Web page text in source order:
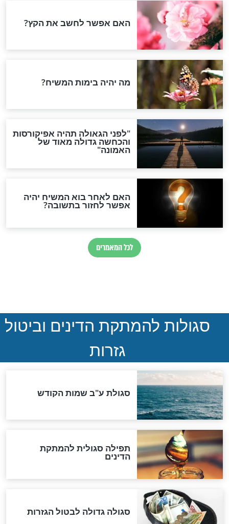
"לחזור
יציבה שקיימת,
יהודייה"
מפורסמים
המרגשת של הבן של עקיבא
חדשות יהדות
הותר לפרסום: לוחמי מילואים
נהרגו בדרום לבנון
סימני שאלה
המסמך האבוד שנחשף
במרתפי מוסקבה: כתב היד
הנדיר של הרשב"ם התגלה
"מודה לקב"ה על כל השנים"
לכל המאמרים